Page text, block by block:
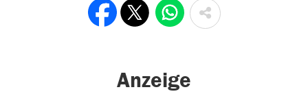
Anzeige